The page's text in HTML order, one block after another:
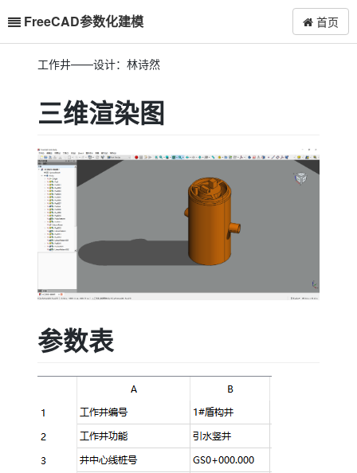
FreeCAD参数化建模 首页
工作井——设计：林诗然
三维渲染图
参数表